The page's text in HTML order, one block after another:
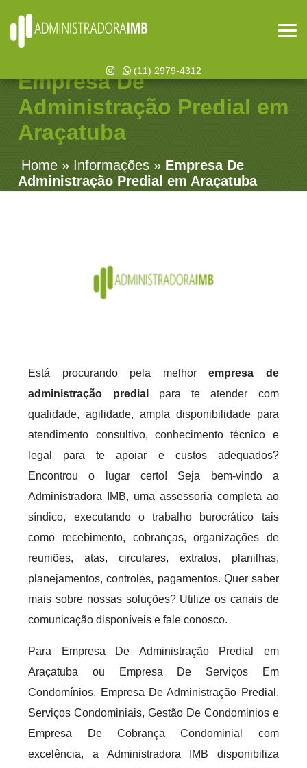
(11) 2979-4312
Empresa De
Administração Predial em
Araçatuba
Home » Informações » Empresa De
Administração Predial em Araçatuba
Está procurando pela melhorempresa de
administração predial
para te atender com
qualidade, agilidade, ampla disponibilidade para
atendimento consultivo, conhecimento técnico e
legal para te apoiar e custos adequados?
Encontrou o lugar certo! Seja bem-vindo a
Administradora IMB, uma assessoria completa ao
síndico, executando o trabalho burocrático tais
como recebimento, cobranças, organizações de
reuniões, atas, circulares, extratos, planilhas,
planejamentos, controles, pagamentos. Quer saber
mais sobre nossas soluções? Utilize os canais de
comunicação disponíveis e fale conosco.
Para Empresa De Administração Predial em
Araçatuba ou Empresa De Serviços Em
Condomínios, Empresa De Administração Predial,
Serviços Condominiais, Gestão De Condominios e
Empresa De Cobrança Condominial com
excelência, a Administradora IMB disponibiliza